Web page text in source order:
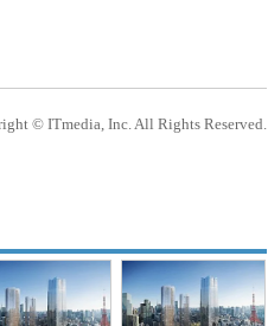
© ITmedia, Inc. All Rights Reserved.